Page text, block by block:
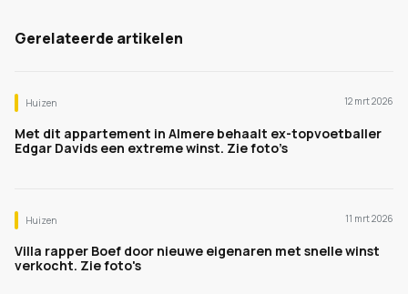
Gerelateerde artikelen
Huizen 12 mrt 2026
Met dit appartement in Almere behaalt ex-topvoetballer
Edgar Davids een extreme winst. Zie foto’s
Huizen 11 mrt 2026
Villa rapper Boef door nieuwe eigenaren met snelle winst
verkocht. Zie foto's